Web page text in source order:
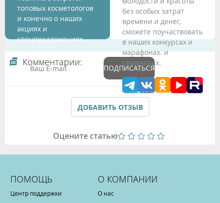
топовых косметологов
и конечно о наших
акциях и
спецпредложениях.
ПОДПИСАТЬСЯ
Подтверждая данные формы Вы соглашаетесь с
Политикой обработки персональных данных
без особых затрат
времени и денег,
сможете поучаствовать
в наших конкурсах и
марафонах. и
семинарах.
Комментарии:
ДОБАВИТЬ ОТЗЫВ
Оцените статью
ПОМОЩЬ
Центр поддержки
О КОМПАНИИ
О нас